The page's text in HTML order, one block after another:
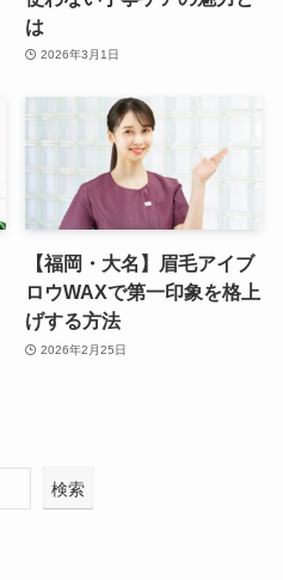
は
2026年3月1日
【福岡・大名】眉毛アイブ
ロウWAXで第一印象を格上
げする方法
2026年2月25日
検索